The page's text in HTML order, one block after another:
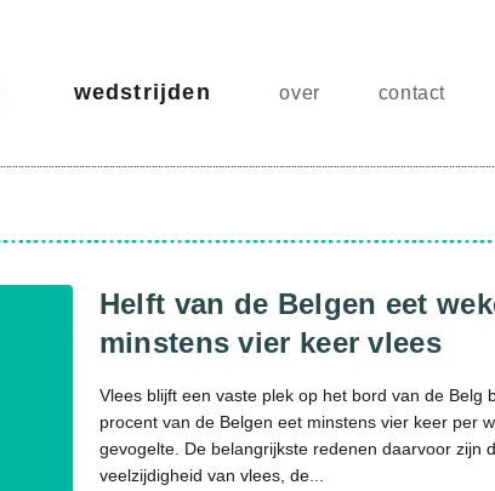
wedstrijden over contact
Helft van de Belgen eet
minstens vier keer vlees
Vlees blijft een vaste plek op het bord van de Belg
procent van de Belgen eet minstens vier keer per
gevogelte. De belangrijkste redenen daarvoor zijn
veelzijdigheid van vlees, de...